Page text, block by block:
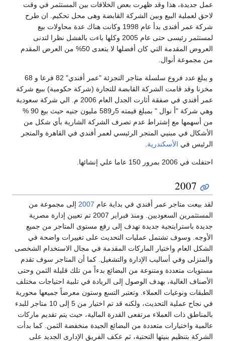
عمل جديدة، هذا وقد ظهرت بعض الخلافات بين المستثمر في وقت
لاحق لعملية البيع وبين الشركة القابضة وهى محل تحكيم. ان طرح
شركة عمر أفندى بدأ عام 1998 وكانت هناك عدة محاولات بيع
لمستثمر رئيسى حتى عام 2005 وكلها باءت بالفشل نظرا لتدنى
العروض المقدمة التي كان أفضلها لا يتعدى 50% من العرض المقدم
من مجموعة أنوال.
و يبلغ عدد فروع سلسلة متاجر التجزئة "عمر أفندي" 82 فرعا و 68
مخزنا وقد قامت الشركة القابضة للتجارة (شركة حكومية) ببيع شركة
عمر أفندي في صفقة أثارت الجدل العام 2006 م. الي شركة سعودية
وهي شركة "أ نوال " بمبلغ قيمته 5ر589 مليون جنيه حيث بيع 90 %
من أسهمها مع إشتراط عدم تصرف الشركة الشارية بأي شكل من
الأشكال في مبنيي المتجر الرئيسي لعمر أفندي في القاهرة والمتجر
الرئيس في الأسكندرية
احتفلت في 2006 بمرور 150 عاما علي إنشائها.
2007
لقد بيعت متاجر عمر أفندي في بداية عام 2007 إلى مجموعة من
المستثمرين السعوديين. ومنذ فبراير 2007 تم تعيين إدارة مصرية
جديدة باسترايتجية جديدة تهدف إلى رفع مستوى المتاجر من جميع
الأوجه. وسوف تشتمل عمليات التحديث على تغييرات واضحة في
الشكل العام واختيار الماركات المقدمة في مجال الاستخدام الشخصى
والمنزلى وفي أساليب الإدارة والتشغيل. كما أن المتاجر سوف تقدم
مستويات متعددة ومتنوعة من البضائع بدءاً من تلك قليلة الثمن وحتى
الأصناف الغالية، بهدف الوصول إلى الريادة في تلبية احتياجات مختلف
الطبقات ونوعيات العملاء. وتعتبر التسع وستون معرضاً جميعها محورية
في نجاح عملية التحديث، ولكنه قد تم اختيار من 5 إلى 10 متاجر للبدء
بالمناطق ذات العملاء مرتفعى القدرة المالية، حيث يتم تقديم ماركات
عالمية واختيارات متعددة من البضائع الجيدة منخفضة الثمن. كما بدأت
الشركة بتنظيم بنيتها التحتية، ثم عكف الفريق الإدارى الجديد على